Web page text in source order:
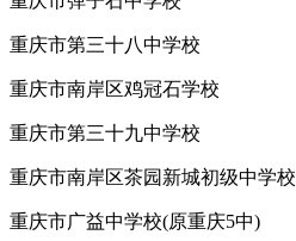
重庆市第三十八中学校
重庆市南岸区鸡冠石学校
重庆市第三十九中学校
重庆市南岸区茶园新城初级中学校
重庆市广益中学校(原重庆5中)